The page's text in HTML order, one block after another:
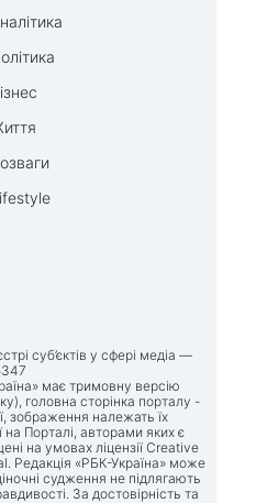
суб’єктів у сфері медіа —
має тримовну версію
головна сторінка порталу -
зображення належать їх
на Порталі, авторами яких є
на умовах ліцензії Creative
Редакція «РБК-Україна» може
судження не підлягають
За достовірність та